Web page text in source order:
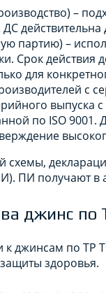
–
действительна
партию) –
Срок действия
для
с
выпуска
по ISO 9001.
ПИ получают в
джинс по
к джинсам по
здоровья.